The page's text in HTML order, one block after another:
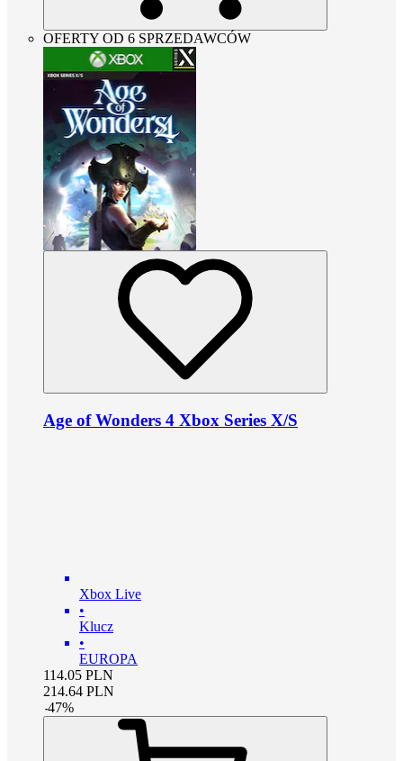
OFERTY OD 6 SPRZEDAWCÓW
Age of Wonders 4 Xbox Series X/S
Xbox Live
•
Klucz
•
EUROPA
114.05 PLN
214.64 PLN
-47%